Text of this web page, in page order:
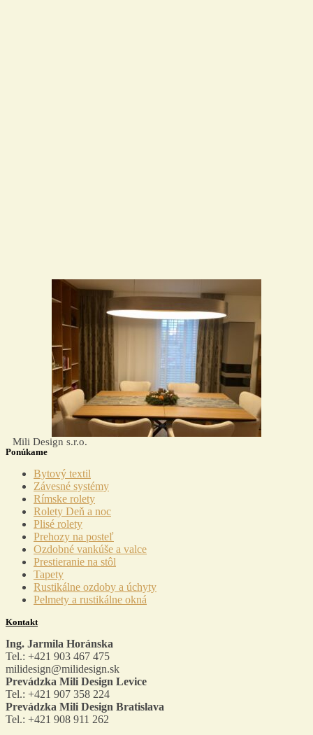
Mili Design s.r.o.
Ponúkame
Menu
Bytový textil
Závesné systémy
Rímske rolety
Rolety Deň a noc
Plisé rolety
Prehozy na posteľ
Ozdobné vankúše a valce
Prestieranie na stôl
Tapety
Rustikálne ozdoby a úchyty
Pelmety a rustikálne okná
Kontakt
Ing. Jarmila Horánska
Tel.: +421 903 467 475
milidesign@milidesign.sk
Prevádzka Mili Design Levice
Tel.: +421 907 358 224
Prevádzka Mili Design Bratislava
Tel.: +421 908 911 262